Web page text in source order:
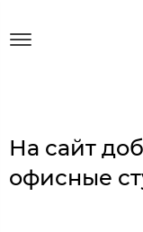
На сайт
офисные